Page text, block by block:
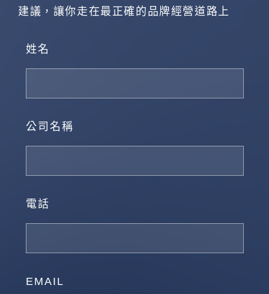
建議，讓你走在最正確的品牌經營道路上
姓名
公司名稱
電話
EMAIL